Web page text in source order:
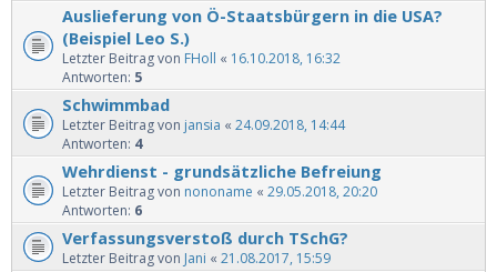
Auslieferung von Ö-Staatsbürgern in die USA?
(Beispiel Leo S.)
Letzter Beitrag von FHoll « 16.10.2018, 16:32
Antworten: 5
Schwimmbad
Letzter Beitrag von jansia « 24.09.2018, 14:44
Antworten: 4
Wehrdienst - grundsätzliche Befreiung
Letzter Beitrag von nononame « 29.05.2018, 20:20
Antworten: 6
Verfassungsverstoß durch TSchG?
Letzter Beitrag von Jani « 21.08.2017, 15:59